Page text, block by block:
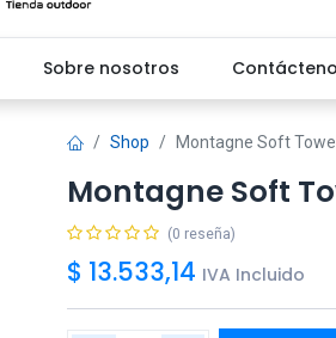
Sobre nosotros
Shop Montagne Soft
Montagne Soft
(0 reseña)
$ 13.533,14 IVA Incluido